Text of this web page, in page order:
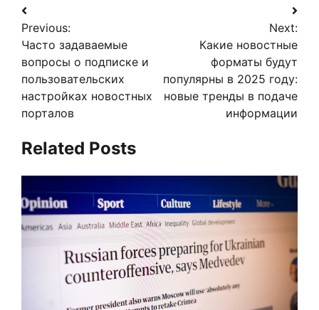
Навигация
по
записям
Previous:
Часто задаваемые
вопросы о подписке и
пользовательских
настройках новостных
порталов
Next:
Какие новостные
форматы будут
популярны в 2025 году:
новые тренды в подаче
информации
Related Posts